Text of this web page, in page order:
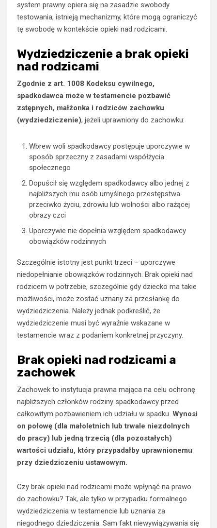
system prawny opiera się na zasadzie swobody
testowania, istnieją mechanizmy, które mogą ograniczyć
tę swobodę w kontekście opieki nad rodzicami.
Wydziedziczenie a brak opieki
nad rodzicami
Zgodnie z art. 1008 Kodeksu cywilnego,
spadkodawca może w testamencie pozbawić
zstępnych, małżonka i rodziców zachowku
(wydziedziczenie), jeżeli uprawniony do zachowku:
Wbrew woli spadkodawcy postępuje uporczywie w
sposób sprzeczny z zasadami współżycia
społecznego
Dopuścił się względem spadkodawcy albo jednej z
najbliższych mu osób umyślnego przestępstwa
przeciwko życiu, zdrowiu lub wolności albo rażącej
obrazy czci
Uporczywie nie dopełnia względem spadkodawcy
obowiązków rodzinnych
Szczególnie istotny jest punkt trzeci – uporczywe
niedopełnianie obowiązków rodzinnych. Brak opieki nad
rodzicem w potrzebie, szczególnie gdy dziecko ma takie
możliwości, może zostać uznany za przesłankę do
wydziedziczenia. Należy jednak podkreślić, że
wydziedziczenie musi być wyraźnie wskazane w
testamencie wraz z podaniem konkretnej przyczyny.
Brak opieki nad rodzicami a
zachowek
Zachowek to instytucja prawna mająca na celu ochronę
najbliższych członków rodziny spadkodawcy przed
całkowitym pozbawieniem ich udziału w spadku. Wynosi
on połowę (dla małoletnich lub trwale niezdolnych
do pracy) lub jedną trzecią (dla pozostałych)
wartości udziału, który przypadałby uprawnionemu
przy dziedziczeniu ustawowym.
Czy brak opieki nad rodzicami może wpłynąć na prawo
do zachowku? Tak, ale tylko w przypadku formalnego
wydziedziczenia w testamencie lub uznania za
niegodnego dziedziczenia. Sam fakt niewywiązywania się